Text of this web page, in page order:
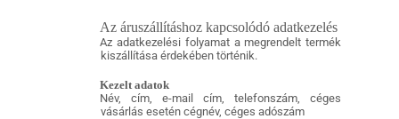
Az áruszállításhoz kapcsolódó adatkezelés
Az adatkezelési folyamat a megrendelt termék
kiszállítása érdekében történik.
Kezelt adatok
Név, cím, e-mail cím, telefonszám, céges
vásárlás esetén cégnév, céges adószám